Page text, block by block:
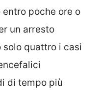
poche ore o
un arresto
solo quattro i casi
di tempo più